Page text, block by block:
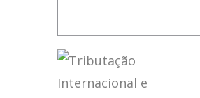
IFRS,
CONTABILIDADE
E TRIBUTAÇÃO –